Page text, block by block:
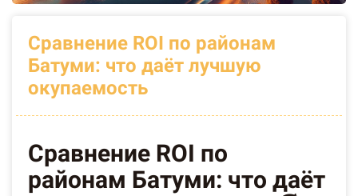
Сравнение ROI по районам
Батуми: что даёт лучшую
окупаемость
Сравнение ROI по
районам Батуми: что даёт